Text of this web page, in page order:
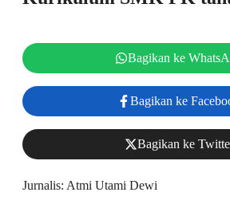
Bagikan ke
Bagikan ke
Bagikan ke
Jurnalis: Atmi Utami Dewi